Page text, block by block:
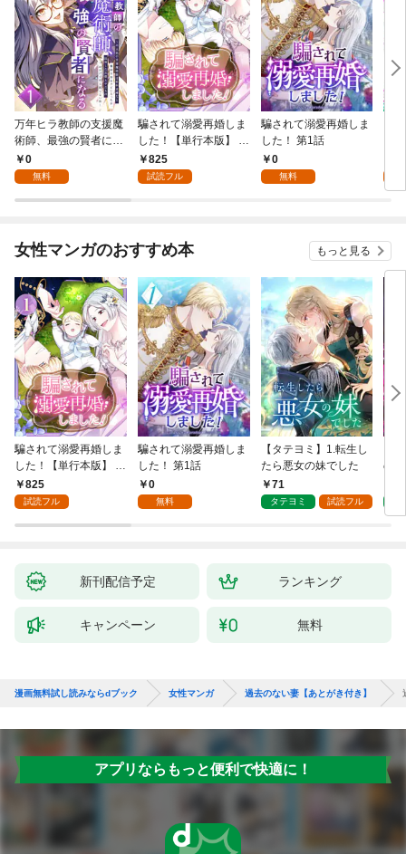
万年ヒラ教師の支援魔
術師、最強の賢者にな
る～不人気の支援魔術
師は給料泥棒だと魔術
が、出世した元教え子
らない件～ 第1話
0
無料
騙されて溺愛再婚しま
した！【単行本版】 1
巻825
試読フル
騙されて溺愛再婚しま
した！ 第1話
0
無料
女性マンガのおすすめ本 もっと見る
騙されて溺愛再婚しま
した！【単行本版】 1
巻825
試読フル
騙されて溺愛再婚しま
した！ 第1話
0
無料
【タテヨミ】1.転生し
たら悪女の妹でした
71
タテヨミ 試読フル
の
新刊配信予定 ランキング
キャンペーン 無料
漫画無料試し読みならdブック 女性マンガ 過去のない妻【あとがき付き】
アプリならもっと便利で快適に！